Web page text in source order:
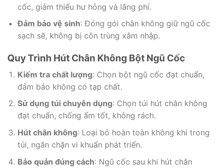
cốc, giảm thiểu hư hỏng và lãng phí.
Đảm bảo vệ sinh: Đóng gói chân không giữ ngũ cốc
sạch sẽ, không bị côn trùng xâm nhập.
Quy Trình Hút Chân Không Bột Ngũ Cốc
Kiểm tra chất lượng: Chọn bột ngũ cốc đạt chuẩn,
đảm bảo không có tạp chất.
Sử dụng túi chuyên dụng: Chọn túi hút chân không
đạt chuẩn, chống ẩm tốt, không rách.
Hút chân không: Loại bỏ hoàn toàn không khí trong
túi, ngăn chặn vi khuẩn phát triển.
Bảo quản đúng cách: Ngũ cốc sau khi hút chân